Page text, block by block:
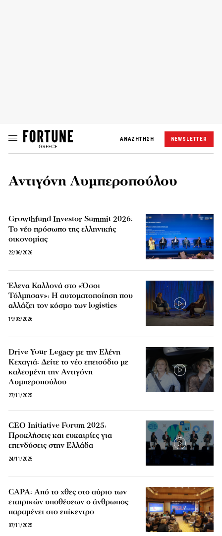
ΑΝΑΖΗΤΗΣΗ NEWSLETTER
Αντιγόνη Λυμπεροπούλου
Growthfund Investor Summit 2026:
Το νέο πρόσωπο της ελληνικής
οικονομίας
22/06/2026
Έλενα Καλλονά στο «Όσοι
Τόλμησαν»: Η αυτοματοποίηση που
αλλάζει τον κόσμο των logistics
19/03/2026
Drive Your Legacy με την Ελένη
Κεχαγιά: Δείτε το νέο επεισόδιο με
καλεσμένη την Αντιγόνη
Λυμπεροπούλου
27/11/2025
CEO Initiative Forum 2025:
Προκλήσεις και ευκαιρίες για
επενδύσεις στην Ελλάδα
24/11/2025
CAPA: Από το χθες στο αύριο των
εταιρικών υποθέσεων ο άνθρωπος
παραμένει στο επίκεντρο
07/11/2025